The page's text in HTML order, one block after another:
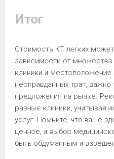
Итог
Стоимость КТ легких
зависимости от
клиники и
неоправданных трат,
предложения на рынке.
разные клиники, учитывая
услуг. Помните, что ваше
ценное, и выбор
быть обдуманным и